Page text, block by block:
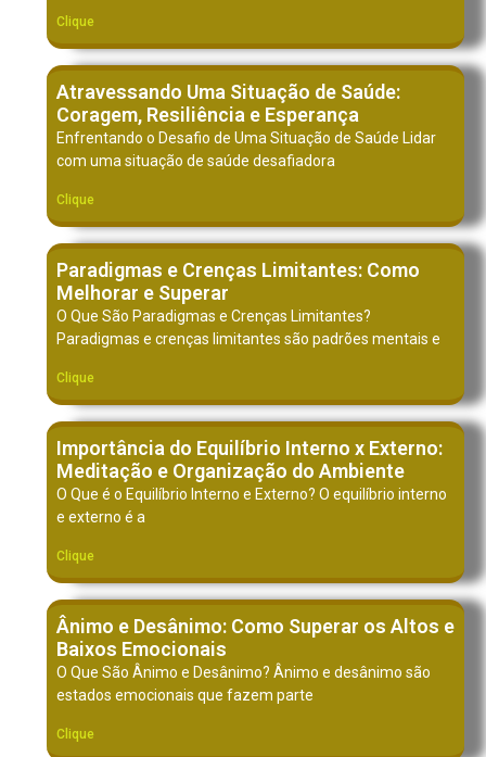
Clique
Atravessando Uma Situação de Saúde:
Coragem, Resiliência e Esperança
Enfrentando o Desafio de Uma Situação de Saúde Lidar
com uma situação de saúde desafiadora
Clique
Paradigmas e Crenças Limitantes: Como
Melhorar e Superar
O Que São Paradigmas e Crenças Limitantes?
Paradigmas e crenças limitantes são padrões mentais e
Clique
Importância do Equilíbrio Interno x Externo:
Meditação e Organização do Ambiente
O Que é o Equilíbrio Interno e Externo? O equilíbrio interno
e externo é a
Clique
Ânimo e Desânimo: Como Superar os Altos e
Baixos Emocionais
O Que São Ânimo e Desânimo? Ânimo e desânimo são
estados emocionais que fazem parte
Clique